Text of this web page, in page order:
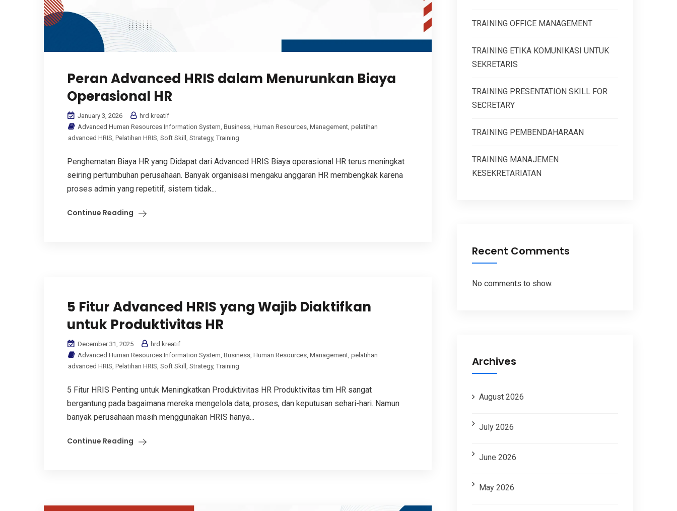
Peran Advanced HRIS dalam Menurunkan Biaya
Operasional HR
January 3, 2026
hrd kreatif
Advanced Human Resources Information System, Business, Human Resources, Management, pelatihan
advanced HRIS, Pelatihan HRIS, Soft Skill , Strategy, Training
Penghematan Biaya HR yang Didapat dari Advanced HRIS Biaya operasional HR terus meningkat
seiring pertumbuhan perusahaan. Banyak organisasi mengaku anggaran HR membengkak karena
proses admin yang repetitif, sistem tidak...
Continue Reading
5 Fitur Advanced HRIS yang Wajib Diaktifkan
untuk Produktivitas HR
December 31, 2025
hrd kreatif
Advanced Human Resources Information System, Business, Human Resources, Management, pelatihan
advanced HRIS, Pelatihan HRIS, Soft Skill , Strategy, Training
5 Fitur HRIS Penting untuk Meningkatkan Produktivitas HR Produktivitas tim HR sangat
bergantung pada bagaimana mereka mengelola data, proses, dan keputusan sehari-hari. Namun
banyak perusahaan masih menggunakan HRIS hanya...
Continue Reading
TRAINING OFFICE MANAGEMENT
TRAINING ETIKA KOMUNIKASI UNTUK
SEKRETARIS
TRAINING PRESENTATION SKILL FOR
SECRETARY
TRAINING PEMBENDAHARAAN
TRAINING MANAJEMEN
KESEKRETARIATAN
Recent Comments
No comments to show.
Archives
August 2026
July 2026
June 2026
May 2026